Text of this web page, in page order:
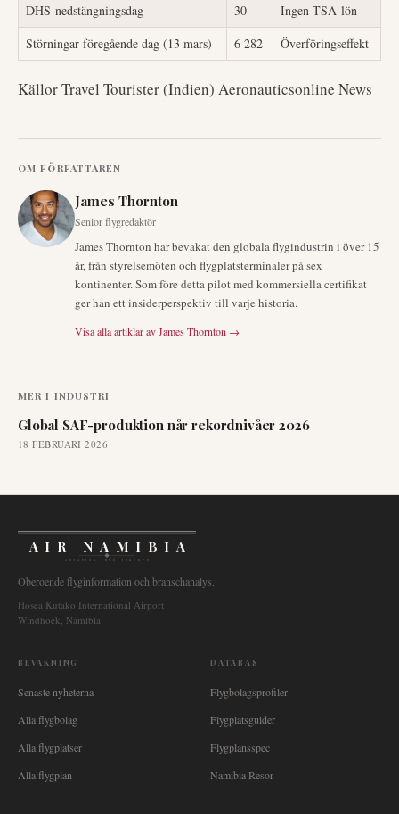
DHS-nedstängningsdag
30
Ingen TSA-lön
Störningar föregående dag (13 mars)
6 282 Överföringseffekt
Källor Travel Tourister (Indien) Aeronauticsonline News
OM FÖRFATTAREN
James Thornton
Senior flygredaktör
James Thornton har bevakat den globala flygindustrin i över 15
år, från styrelsemöten och flygplatsterminaler på sex
kontinenter. Som före detta pilot med kommersiella certifikat
ger han ett insiderperspektiv till varje historia.
Visa alla artiklar avJames Thornton →
MER I INDUSTRI
Global SAF-produktion når rekordnivåer 2026
18 FEBRUARI 2026
AIR NAMIBIA
AVIATION INTELLIGENCE
Oberoende flyginformation och branschanalys.
Hosea Kutako International Airport
Windhoek, Namibia
BEVAKNING
Senaste nyheterna
Alla flygbolag
Alla flygplatser
Alla flygplan
DATABAS
Flygbolagsprofiler
Flygplatsguider
Flygplansspec
Namibia Resor